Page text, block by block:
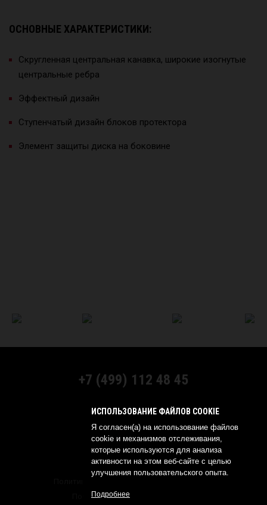
ОСНОВНЫЕ ХАРАКТЕРИСТИКИ:
Скругленная центральная канавка, широкие изогнутые
центральные ребра
Эффектный дизайн
Ступенчатый дизайн блоков протектора
Элемент защиты диска на боковине
+7 (499) 112 48 45
МЫ В СОЦСЕТЯХ:
© 2026 YOKOHAMA RUSSIA
Политика о конфиденциальности
ИСПОЛЬЗОВАНИЕ ФАЙЛОВ COOKIE
Я согласен(а) на использование файлов
cookie и механизмов отслеживания,
которые используются для анализа
активности на этом веб-сайте с целью
улучшения пользовательского опыта.
Подробнее